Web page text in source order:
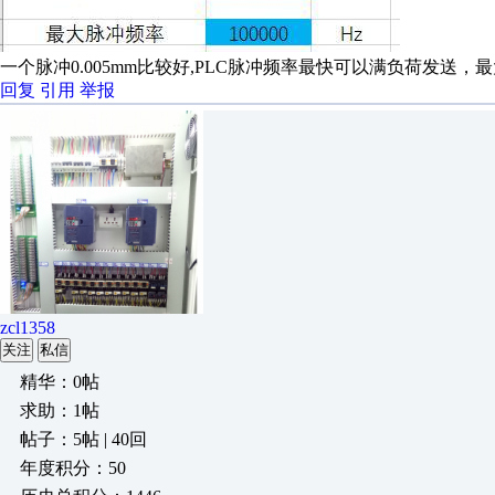
一个脉冲0.005mm比较好,PLC脉冲频率最快可以满负荷发送，最
回复 引用 举报
zcl1358
关注 私信
精华：0帖
求助：1帖
帖子：5帖 | 40回
年度积分：50